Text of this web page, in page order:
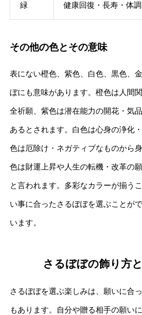
緑 健康回復・長寿・体
その他の色とその意味
表にない橙色、紫色、白色、黒色、
ぼにも意味があります。橙色は人間
全祈願、紫色は潜在能力の開花・気
あるとされます。白色は心身の浄化
色は厄除け・ネガティブなものから
色は財運上昇や人生の転機・改革の
と言われます。多彩なカラーが揃う
い事に合ったさるぼぼを選ぶことが
います。
さるぼぼの飾り方
さるぼぼを選ぶ楽しみは、願いに合
もあります。自分や贈る相手の願い